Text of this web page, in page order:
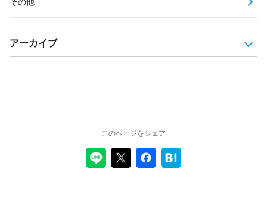
アーカイブ
このページをシェア